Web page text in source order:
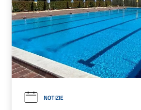
NOTIZIE